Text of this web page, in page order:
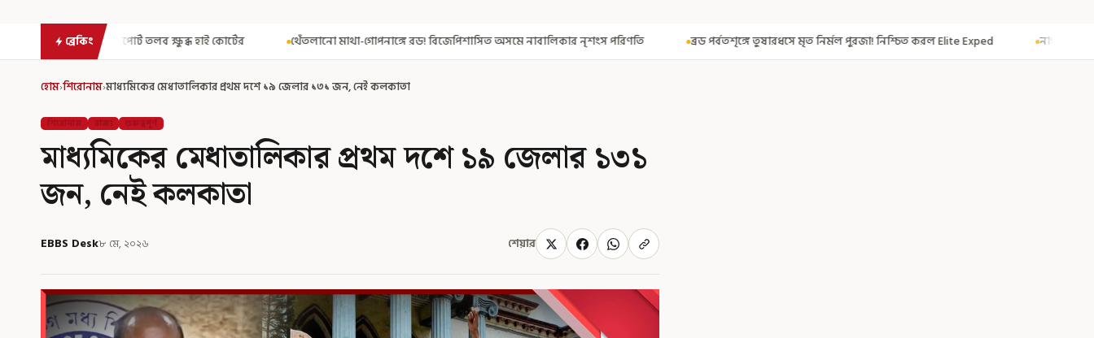
ব্রেকিং
ক্ষুব্ধ হাই কোর্টের থেঁতলানো মাথা-গোপনাঙ্গে রড! বিজেপিশাসিত অসমে নাবালিকার নৃশংস পরিণতি ব্রড পর্বতশৃঙ্গে তুষারধসে মৃত নির্মল পুরজা! নিশ্চিত করল Elite Exped নাগরিকত্ব দিতেই CAA! ৩০০ মতুয়াকে
হোম›শিরোনাম›মাধ্যমিকের মেধাতালিকার প্রথম দশে ১৯ জেলার ১৩১ জন, নেই কলকাতা
শিরোনাম রাজ্য গুরুত্বপূর্ণ
মাধ্যমিকের মেধাতালিকার প্রথম দশে ১৯ জেলার ১৩১
জন, নেই কলকাতা
EBBS Desk৮ মে, ২০২৬ শেয়ার